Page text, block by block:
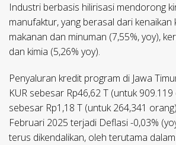
Industri berbasis hilirisasi mendorong
manufaktur, yang berasal dari kenaikan
makanan dan minuman (7,55%, yoy),
dan kimia (5,26% yoy).
Penyaluran kredit program di Jawa
KUR sebesar Rp46,62 T (untuk
sebesar Rp1,18 T (untuk 264,341
Februari 2025 terjadi Deflasi -0,03%
terus dikendalikan, oleh terutama